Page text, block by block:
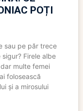
POȚI
sau pe păr trece
Firele albe
multe femei
folosească
și a mirosului